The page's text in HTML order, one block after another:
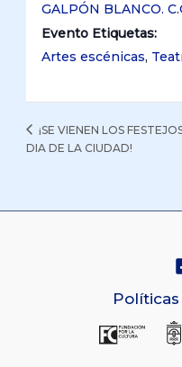
GALPÓN BLANCO.
Evento Etiquetas:
Artes escénicas,
¡SE VIENEN LOS
DIA DE LA CIUDAD!